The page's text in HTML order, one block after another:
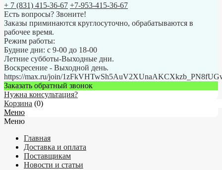
+ 7 (831) 415-36-67 +7-953-415-36-67
Есть вопросы? Звоните!
Заказы приминаются круглосуточно, обрабатываются в
рабочее время.
Режим работы:
Будние дни: с 9-00 до 18-00
Летние субботы-Выходные дни.
Воскресение - Выходной день.
https://max.ru/join/
Заказать обратный звонок
Нужна консультация?
Корзина (0)
Меню
Меню
Главная
Доставка и оплата
Поставщикам
Новости и статьи